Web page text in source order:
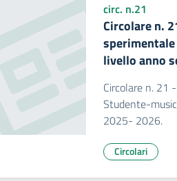
circ. n.21
Circolare n.
livello anno
Circolare n. 21
Studente-
2025- 2026.
Circolari